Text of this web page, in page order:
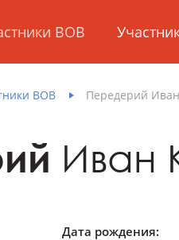
ВОВ
ВОВ Передерий
Иван
Дата рождения: